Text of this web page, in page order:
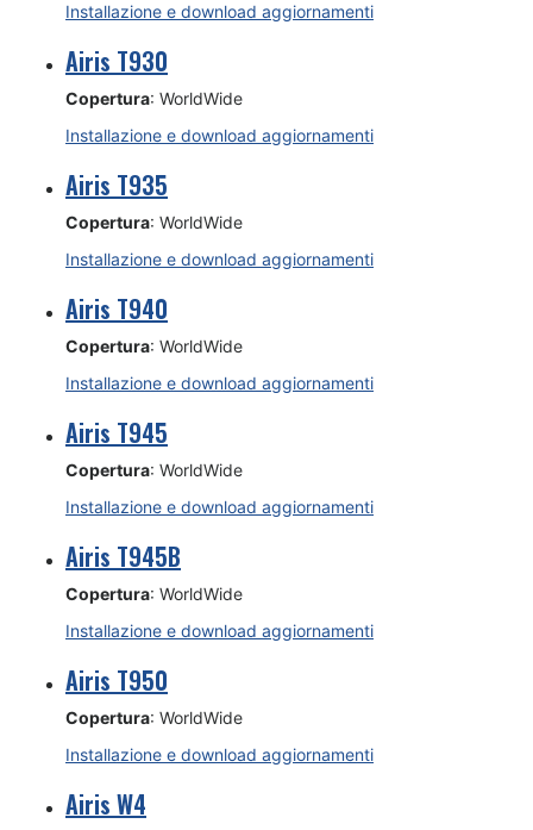
Installazione e download aggiornamenti
Airis T930
Copertura: WorldWide
Installazione e download aggiornamenti
Airis T935
Copertura: WorldWide
Installazione e download aggiornamenti
Airis T940
Copertura: WorldWide
Installazione e download aggiornamenti
Airis T945
Copertura: WorldWide
Installazione e download aggiornamenti
Airis T945B
Copertura: WorldWide
Installazione e download aggiornamenti
Airis T950
Copertura: WorldWide
Installazione e download aggiornamenti
Airis W4